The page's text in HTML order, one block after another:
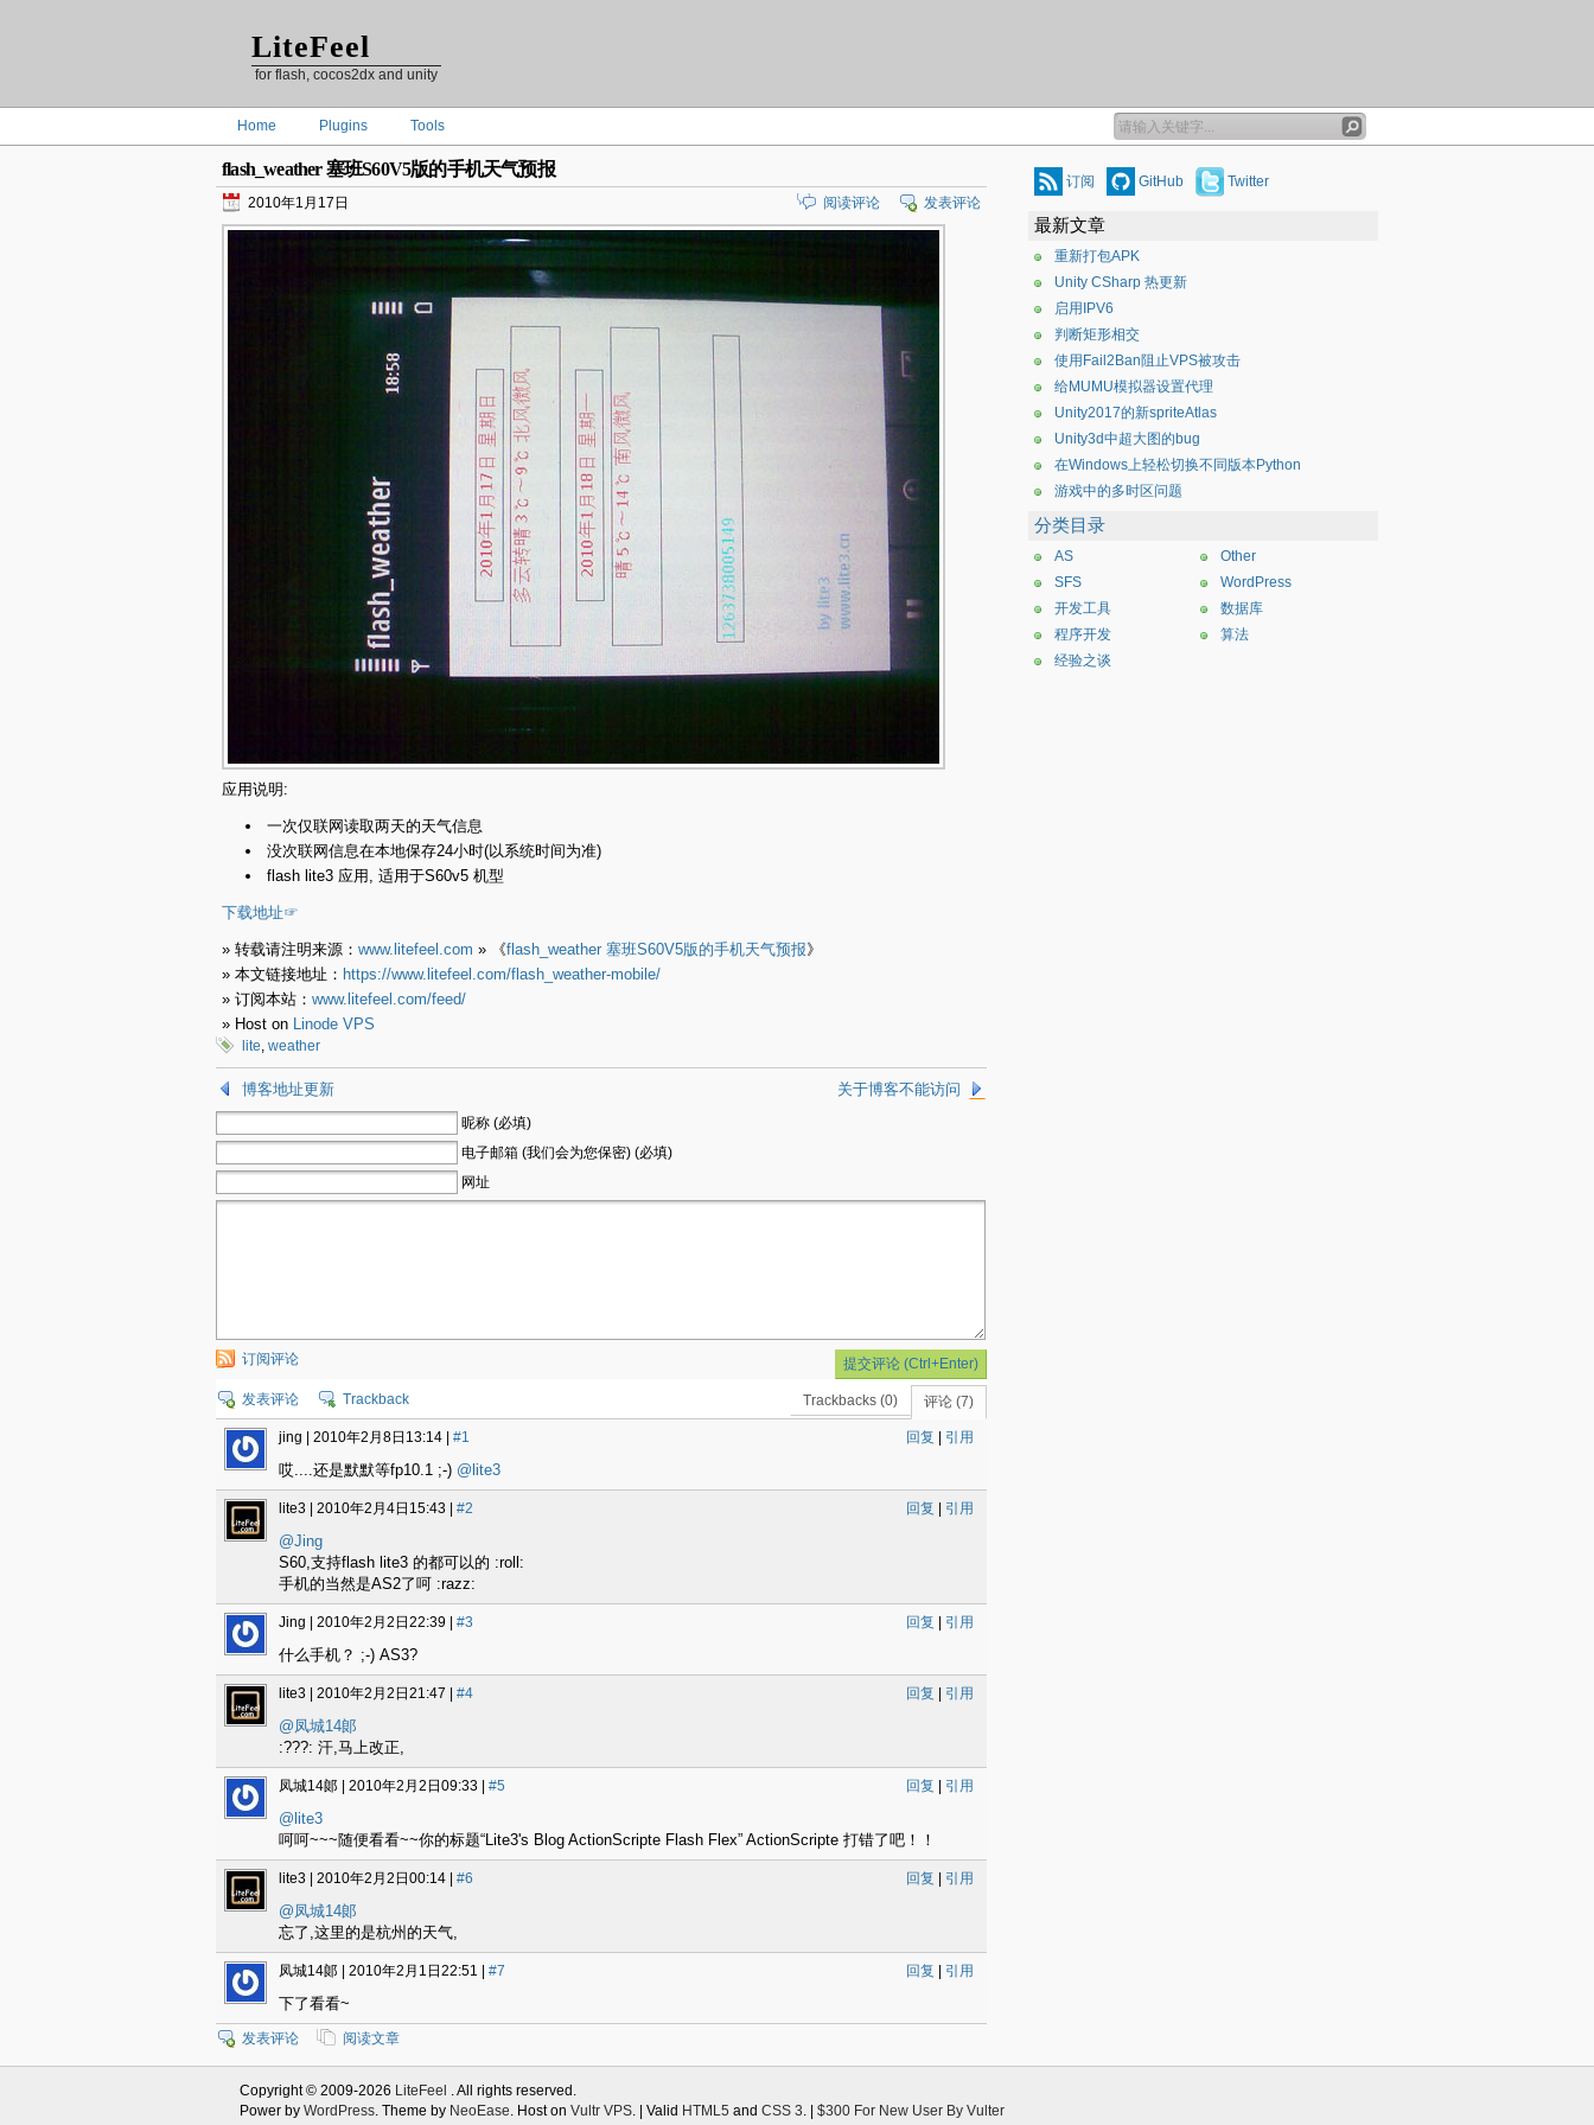
LiteFeel
for flash, cocos2dx and unity
Home Plugins Tools
flash_weather 塞班S60V5版的手机天气预报
2010年1月17日 发表评论
阅读评论
应用说明:
一次仅联网读取两天的天气信息
没次联网信息在本地保存24小时(以系统时间为准)
flash lite3 应用, 适用于S60v5 机型
下载地址☞
» 转载请注明来源： www.litefeel.com » 《flash_weather 塞班S60V5版的手机天气预报》
» 本文链接地址： https://www.litefeel.com/flash_weather-mobile/
» 订阅本站： www.litefeel.com/feed/
» Host on Linode VPS
lite, weather
博客地址更新 关于博客不能访问
昵称 (必填)
电子邮箱 (我们会为您保密) (必填)
网址
订阅评论
评论 (7)
Trackbacks (0)
发表评论 Trackback
jing | 2010年2月8日13:14 #1 回复 引用
哎....还是默默等fp10.1 ;-) @lite3
lite3 | 2010年2月4日15:43 #2 回复 引用
@Jing
S60,支持flash lite3 的都可以的 :roll:
手机的当然是AS2了呵 :razz:
Jing | 2010年2月2日22:39 #3 回复 引用
什么手机？ ;-) AS3?
lite3 | 2010年2月2日21:47 #4 回复 引用
@凤城14郞
:???: 汗,马上改正,
凤城14郞 | 2010年2月2日09:33 #5 回复 引用
@lite3
呵呵~~~随便看看~~你的标题“Lite3's Blog ActionScripte Flash Flex” ActionScripte 打错了吧！！
lite3 | 2010年2月2日00:14 #6 回复 引用
@凤城14郞
忘了,这里的是杭州的天气,
凤城14郞 | 2010年2月1日22:51 #7 回复 引用
下了看看~
发表评论 阅读文章
订阅 GitHub Twitter
最新文章
重新打包APK
Unity CSharp 热更新
启用IPV6
判断矩形相交
使用Fail2Ban阻止VPS被攻击
给MUMU模拟器设置代理
Unity2017的新spriteAtlas
Unity3d中超大图的bug
在Windows上轻松切换不同版本Python
游戏中的多时区问题
分类目录
AS
Other
SFS
WordPress
开发工具
数据库
程序开发
算法
经验之谈
Copyright © 2009-2026 LiteFeel . All rights reserved.
Power by WordPress. Theme by NeoEase. Host on Vultr VPS. | Valid HTML5 and CSS 3. | $300 For New User By Vulter